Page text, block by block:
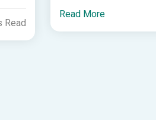
Read
Read More